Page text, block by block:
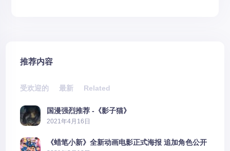
推荐内容
受欢迎的 最新 Related
国漫强烈推荐 -《影子猫》
2021年4月16日
《蜡笔小新》全新动画电影正式海报 追加角色公开